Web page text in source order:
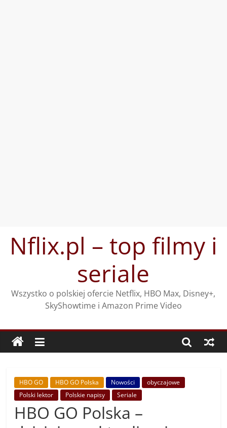
treściNflix.pl – top filmy i
seriale
Wszystko o polskiej ofercie Netflix, HBO Max, Disney+,
SkyShowtime i Amazon Prime Video
HBO GO HBO GO Polska Nowości
obyczajowe
Polski lektor
Polskie napisy Seriale
HBO GO Polska –